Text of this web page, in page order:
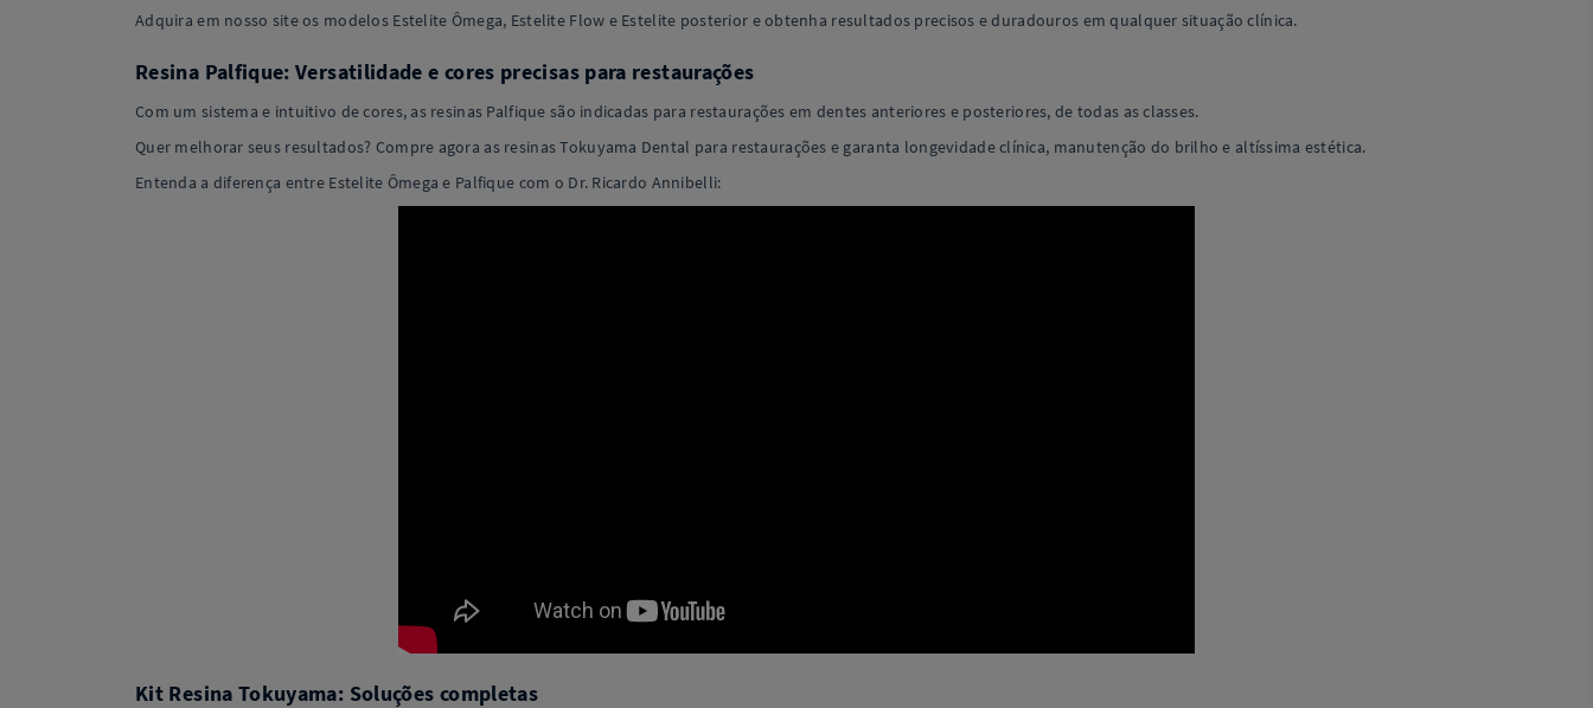
Adquira em nosso site os modelos Estelite Ômega, Estelite Flow e Estelite posterior e obtenha resultados precisos e duradouros em qualquer situação clínica.
Resina Palfique: Versatilidade e cores precisas para restaurações
Com um sistema e intuitivo de cores, as resinas Palfique são indicadas para restaurações em dentes anteriores e posteriores, de todas as classes.
Quer melhorar seus resultados? Compre agora as resinas Tokuyama Dental para restaurações e garanta longevidade clínica, manutenção do brilho e altíssima estética.
Entenda a diferença entre Estelite Ômega e Palfique com o Dr. Ricardo Annibelli:
Kit Resina Tokuyama: Soluções completas